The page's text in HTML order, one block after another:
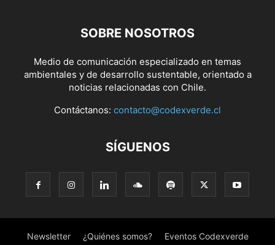
SOBRE NOSOTROS
Medio de comunicación especializado en temas
ambientales y de desarrollo sustentable, orientado a
noticias relacionadas con Chile.
Contáctanos: contacto@codexverde.cl
SÍGUENOS
Newsletter ¿Quiénes somos? Eventos Codexverde